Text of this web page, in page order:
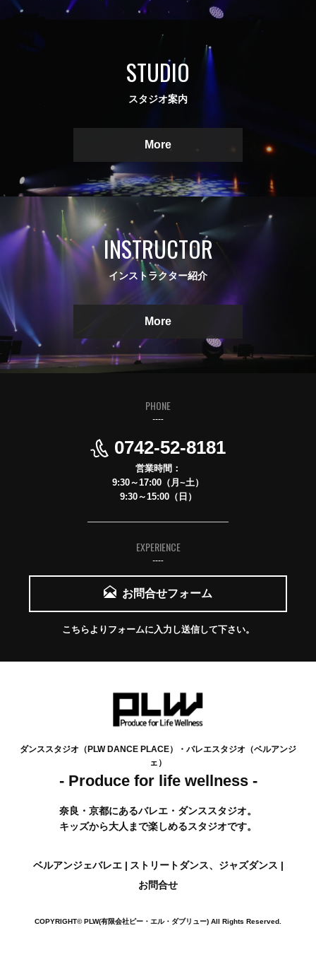
STUDIO
スタジオ案内
More
INSTRUCTOR
インストラクター紹介
More
PHONE
0742-52-8181
営業時間：
9:30～17:00（月~土）
9:30～15:00（日）
EXPERIENCE
お問合せフォーム
こちらよりフォームに入力し送信して下さい。
ダンススタジオ（PLW DANCE PLACE）・バレエスタジオ（ベルアンジ
ェ）
- Produce for life wellness -
奈良・京都にあるバレエ・ダンススタジオ。
キッズから大人まで楽しめるスタジオです。
ベルアンジェバレエ
ストリートダンス、ジャズダンス
お問合せ
COPYRIGHT© PLW(有限会社ピー・エル・ダブリュー) All Rights Reserved.